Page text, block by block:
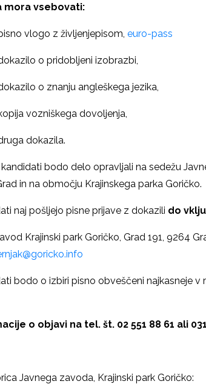
mora vsebovati:
vlogo z življenjepisom, euro-pass
o pridobljeni izobrazbi,
o znanju angleškega jezika,
vozniškega dovoljenja,
dokazila.
bodo delo opravljali na sedežu
in na območju Krajinskega parka Goričko.
naj pošljejo pisne prijave z dokazili do
Krajinski park Goričko, Grad 191, 9264
bodo o izbiri pisno obveščeni najkasneje v
o objavi na tel. št. 02 551 88 61 ali
Javnega zavoda, Krajinski park Goričko: